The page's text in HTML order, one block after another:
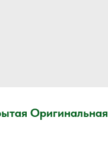
Оригинальная